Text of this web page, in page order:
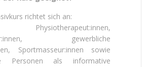
richtet sich an:
Physiotherapeut:innen,
gewerbliche
Sportmasseur:innen sowie
Personen als informative